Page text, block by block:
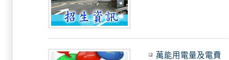
萬能用電量及電費